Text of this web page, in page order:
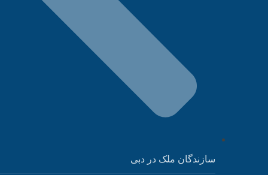
سازندگان ملک در دبی